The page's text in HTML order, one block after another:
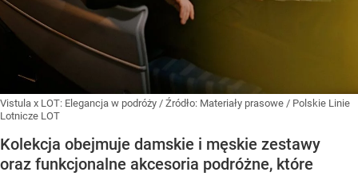
Vistula x LOT: Elegancja w podróży / Źródło: Materiały prasowe / Polskie Linie
Lotnicze LOT
Kolekcja obejmuje damskie i męskie zestawy
oraz funkcjonalne akcesoria podróżne, które